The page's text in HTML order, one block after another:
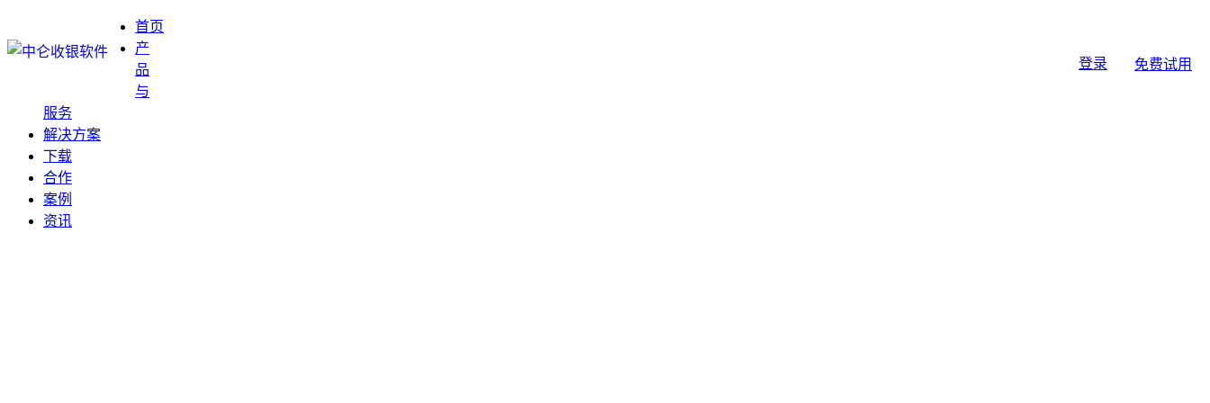
首页
产
品
与
服务
解决方案
下载
合作
案例
资讯
登录 免费试用